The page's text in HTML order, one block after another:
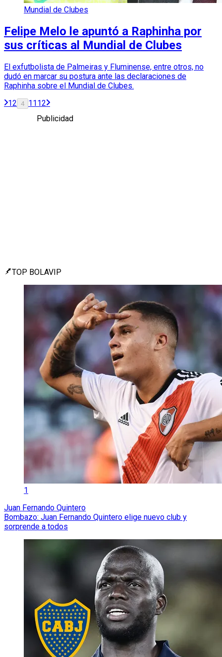
Mundial de Clubes
Felipe Melo le apuntó a Raphinha por
sus críticas al Mundial de Clubes
El exfutbolista de Palmeiras y Fluminense, entre otros, no
dudó en marcar su postura ante las declaraciones de
Raphinha sobre el Mundial de Clubes.
12 4 1112
Publicidad
TOP BOLAVIP
1
Juan Fernando Quintero
Bombazo: Juan Fernando Quintero elige nuevo club y
sorprende a todos